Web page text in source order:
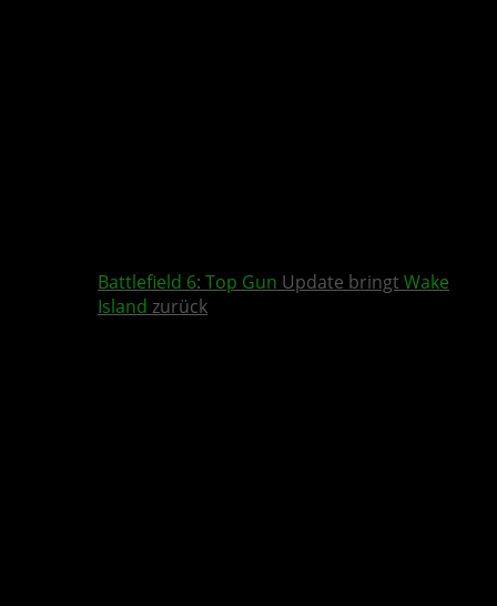
Battlefield 6: Top Gun Update bringt Wake
Island zurück